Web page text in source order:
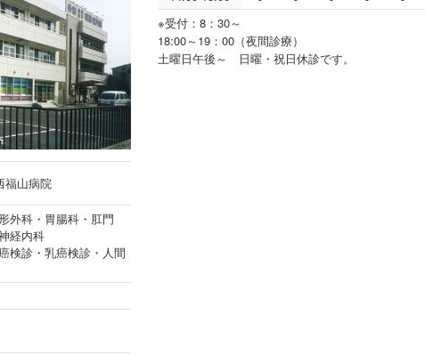
山病院
外科・胃腸科・肛門
経内科
検診・乳癌検診・人間
※受付：8：30～
18:00～19：00（夜間診療）
土曜日午後～ 日曜・祝日休診です。